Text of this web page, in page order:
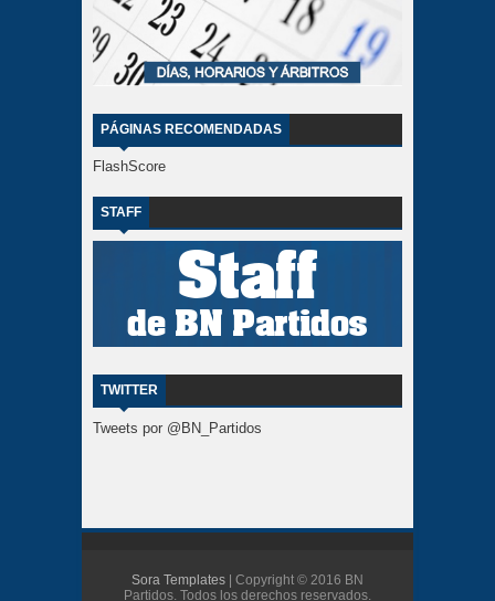
PÁGINAS RECOMENDADAS
FlashScore
STAFF
TWITTER
Tweets por @BN_Partidos
Sora Templates | Copyright © 2016 BN
Partidos. Todos los derechos reservados.